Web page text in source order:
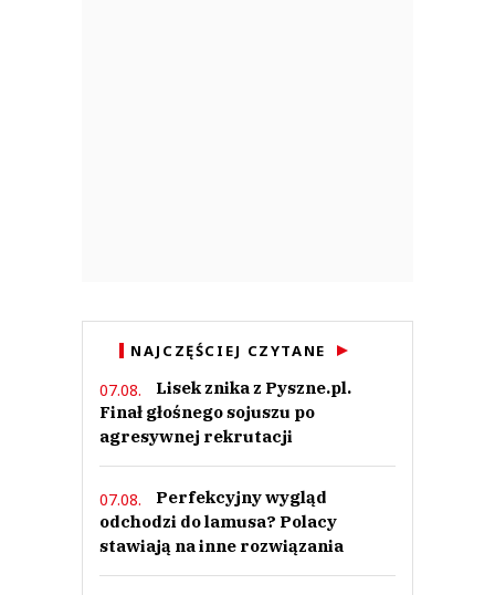
NAJCZĘŚCIEJ CZYTANE
07.08.
Lisek znika z Pyszne.pl.
Finał głośnego sojuszu po
agresywnej rekrutacji
07.08.
Perfekcyjny wygląd
odchodzi do lamusa? Polacy
stawiają na inne rozwiązania